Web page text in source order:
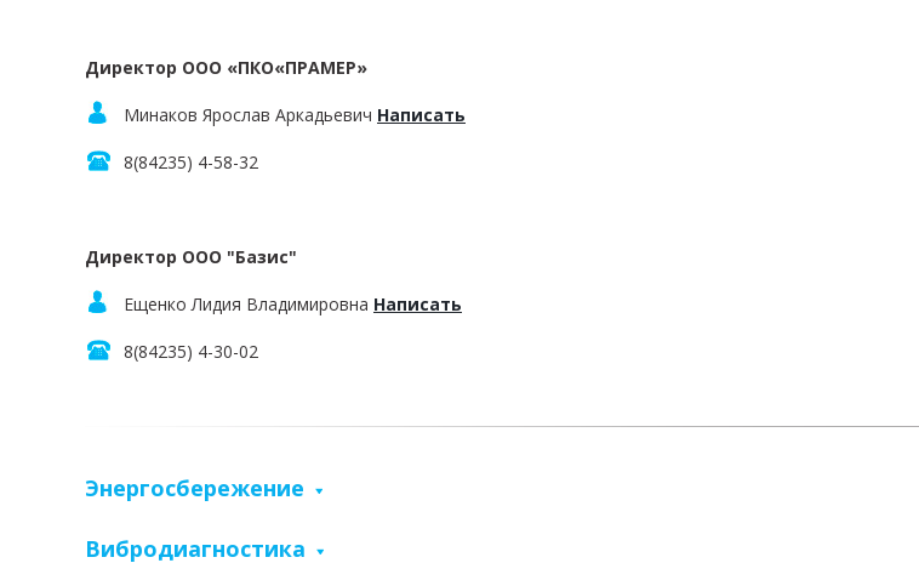
Директор ООО «ПКО«ПРАМЕР»
Минаков Ярослав Аркадьевич Написать
8(84235) 4-58-32
Директор ООО "Базис"
Ещенко Лидия Владимировна Написать
8(84235) 4-30-02
Энергосбережение
Вибродиагностика